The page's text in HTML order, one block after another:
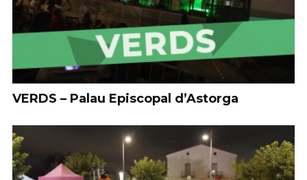
VERDS – Palau Episcopal d’Astorga